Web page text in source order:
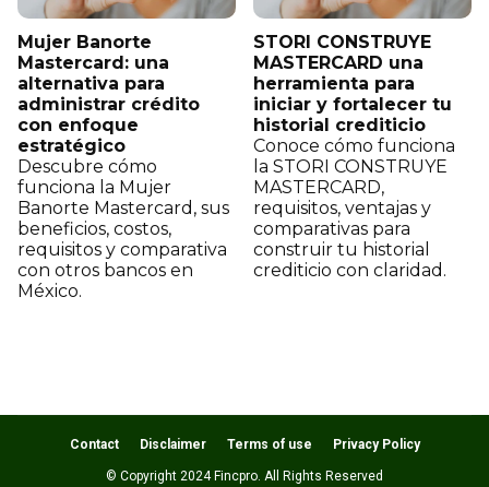
Mujer Banorte
Mastercard: una
alternativa para
administrar crédito
con enfoque
estratégico
Descubre cómo
funciona la Mujer
Banorte Mastercard, sus
beneficios, costos,
requisitos y comparativa
con otros bancos en
México.
STORI CONSTRUYE
MASTERCARD una
herramienta para
iniciar y fortalecer tu
historial crediticio
Conoce cómo funciona
la STORI CONSTRUYE
MASTERCARD,
requisitos, ventajas y
comparativas para
construir tu historial
crediticio con claridad.
Contact Disclaimer Terms of use Privacy Policy
© Copyright 2024 Fincpro. All Rights Reserved